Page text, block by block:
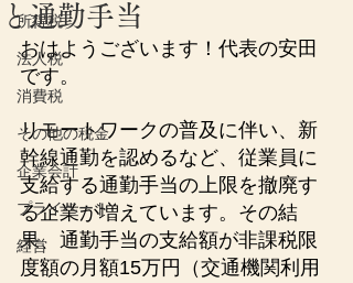
所得税
法人税
消費税
その他の税金
企業会計
プライベート
経営
と通勤手当
おはようございます！代表の安田
です。
リモートワークの普及に伴い、新
幹線通勤を認めるなど、従業員に
支給する通勤手当の上限を撤廃す
る企業が増えています。その結
果、通勤手当の支給額が非課税限
度額の月額15万円（交通機関利用